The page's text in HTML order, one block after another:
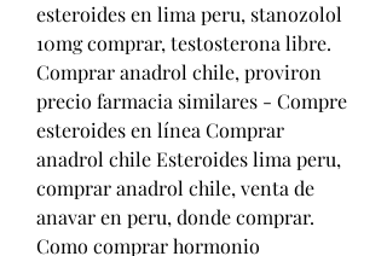
esteroides en lima peru, stanozolol
10mg comprar, testosterona libre.
Comprar anadrol chile, proviron
precio farmacia similares - Compre
esteroides en línea Comprar
anadrol chile Esteroides lima peru,
comprar anadrol chile, venta de
anavar en peru, donde comprar.
Como comprar hormonio